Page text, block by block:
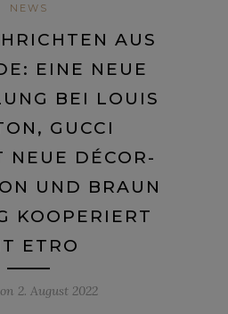
NEWS
AUS
EINE NEUE
BEI LOUIS
GUCCI
NEUE DÉCOR-
UND BRAUN
KOOPERIERT
ETRO
2. August 2022